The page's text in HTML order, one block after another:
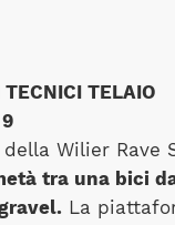
TELAIO
Wilier Rave
tra una bici
La